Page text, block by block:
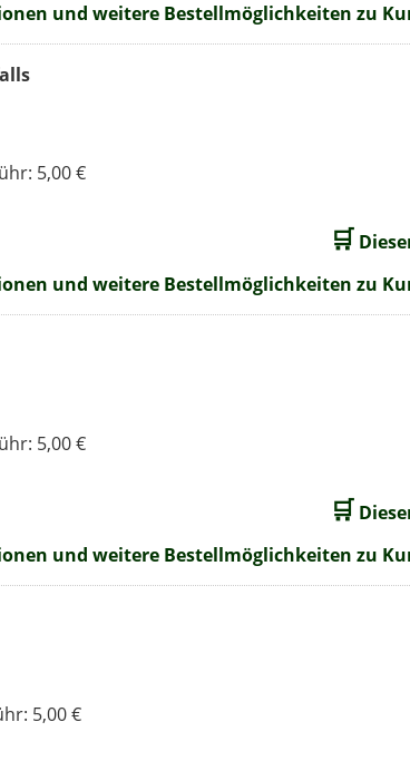
und weitere Bestellmöglichkeiten zu
5,00 €
🛒
und weitere Bestellmöglichkeiten zu
5,00 €
🛒
und weitere Bestellmöglichkeiten zu
5,00 €